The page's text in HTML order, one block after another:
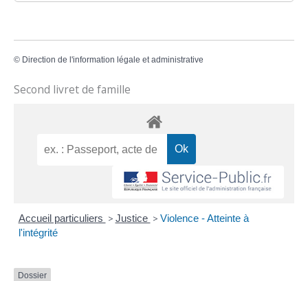
© Direction de l'information légale et administrative
Second livret de famille
Accueil particuliers > Justice > Violence - Atteinte à
l'intégrité
Dossier